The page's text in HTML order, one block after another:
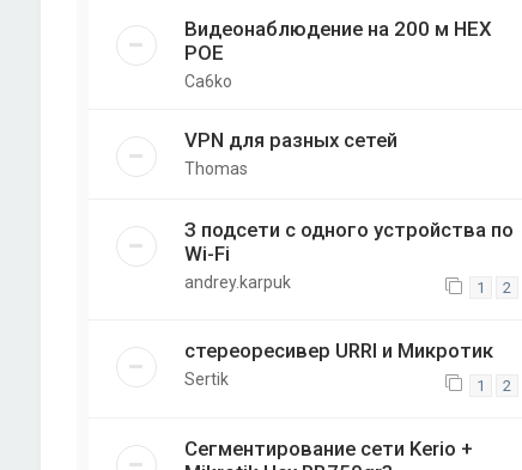
Видеонаблюдение на 200 м НЕХ
РОЕ
Ca6ko
VPN для разных сетей
Thomas
З подсети с одного устройства по
Wi-Fi
andrey.karpuk 1 2
стереоресивер URRI и Микротик
Sertik 1 2
Сегментирование сети Kerio +